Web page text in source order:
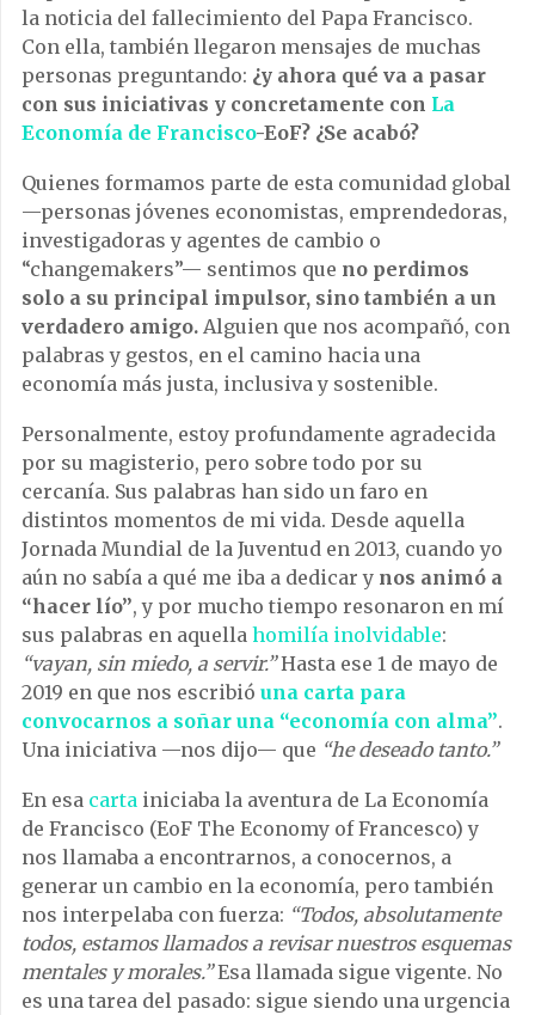
la noticia del fallecimiento del Papa Francisco.
Con ella, también llegaron mensajes de muchas
personas preguntando: ¿y ahora qué va a pasar
con sus iniciativas y concretamente con La
Economía de Francisco-EoF? ¿Se acabó?
Quienes formamos parte de esta comunidad global
—personas jóvenes economistas, emprendedoras,
investigadoras y agentes de cambio o
“changemakers”— sentimos que no perdimos
solo a su principal impulsor, sino también a un
verdadero amigo. Alguien que nos acompañó, con
palabras y gestos, en el camino hacia una
economía más justa, inclusiva y sostenible.
Personalmente, estoy profundamente agradecida
por su magisterio, pero sobre todo por su
cercanía. Sus palabras han sido un faro en
distintos momentos de mi vida. Desde aquella
Jornada Mundial de la Juventud en 2013, cuando yo
aún no sabía a qué me iba a dedicar y nos animó a
“hacer lío”, y por mucho tiempo resonaron en mí
sus palabras en aquella homilía inolvidable:
“vayan, sin miedo, a servir.”Hasta ese 1 de mayo de
2019 en que nos escribió una carta para
convocarnos a soñar una “economía con alma”.
Una iniciativa —nos dijo— que “he deseado tanto.”
En esa carta iniciaba la aventura de La Economía
de Francisco (EoF The Economy of Francesco) y
nos llamaba a encontrarnos, a conocernos, a
generar un cambio en la economía, pero también
nos interpelaba con fuerza: “Todos, absolutamente
todos, estamos llamados a revisar nuestros esquemas
mentales y morales.”Esa llamada sigue vigente. No
es una tarea del pasado: sigue siendo una urgencia